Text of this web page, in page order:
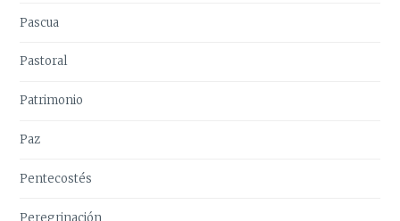
Pascua
Pastoral
Patrimonio
Paz
Pentecostés
Peregrinación